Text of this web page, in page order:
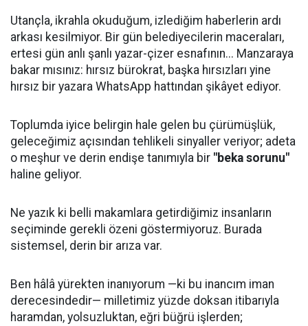
Utançla, ikrahla okuduğum, izlediğim haberlerin ardı
arkası kesilmiyor. Bir gün belediyecilerin maceraları,
ertesi gün anlı şanlı yazar-çizer esnafının... Manzaraya
bakar mısınız: hırsız bürokrat, başka hırsızları yine
hırsız bir yazara WhatsApp hattından şikâyet ediyor.
Toplumda iyice belirgin hale gelen bu çürümüşlük,
geleceğimiz açısından tehlikeli sinyaller veriyor; adeta
o meşhur ve derin endişe tanımıyla bir "beka sorunu"
haline geliyor.
Ne yazık ki belli makamlara getirdiğimiz insanların
seçiminde gerekli özeni göstermiyoruz. Burada
sistemsel, derin bir arıza var.
Ben hâlâ yürekten inanıyorum —ki bu inancım iman
derecesindedir— milletimiz yüzde doksan itibarıyla
haramdan, yolsuzluktan, eğri büğrü işlerden;